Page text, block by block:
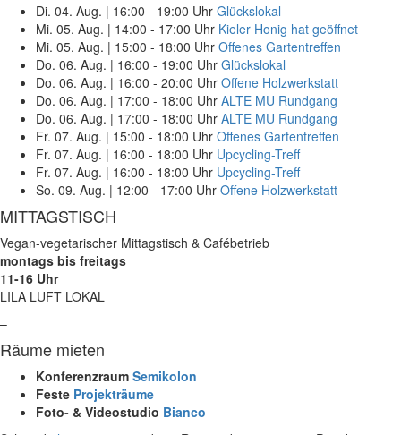
Di. 04. Aug. | 16:00 - 19:00 Uhr Glückslokal
Mi. 05. Aug. | 14:00 - 17:00 Uhr Kieler Honig hat geöffnet
Mi. 05. Aug. | 15:00 - 18:00 Uhr Offenes Gartentreffen
Do. 06. Aug. | 16:00 - 19:00 Uhr Glückslokal
Do. 06. Aug. | 16:00 - 20:00 Uhr Offene Holzwerkstatt
Do. 06. Aug. | 17:00 - 18:00 Uhr ALTE MU Rundgang
Do. 06. Aug. | 17:00 - 18:00 Uhr ALTE MU Rundgang
Fr. 07. Aug. | 15:00 - 18:00 Uhr Offenes Gartentreffen
Fr. 07. Aug. | 16:00 - 18:00 Uhr Upcycling-Treff
Fr. 07. Aug. | 16:00 - 18:00 Uhr Upcycling-Treff
So. 09. Aug. | 12:00 - 17:00 Uhr Offene Holzwerkstatt
MITTAGSTISCH
Vegan-vegetarischer Mittagstisch & Cafébetrieb
montags bis freitags
11-16 Uhr
LILA LUFT LOKAL
–
Räume mieten
Konferenzraum Semikolon
Feste Projekträume
Foto- & Videostudio Bianco